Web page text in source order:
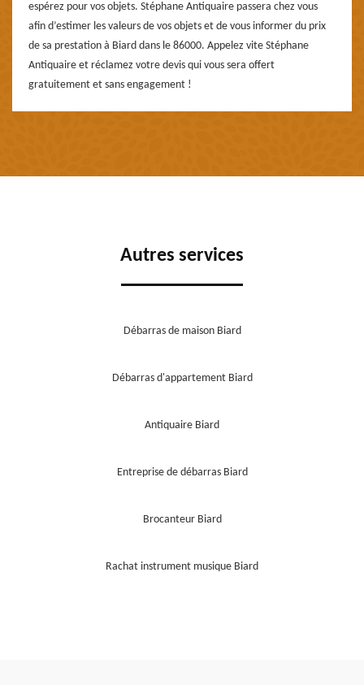
espérez pour vos objets. Stéphane Antiquaire passera chez vous
afin d’estimer les valeurs de vos objets et de vous informer du prix
de sa prestation à Biard dans le 86000. Appelez vite Stéphane
Antiquaire et réclamez votre devis qui vous sera offert
gratuitement et sans engagement !
Autres services
Débarras de maison Biard
Débarras d'appartement Biard
Antiquaire Biard
Entreprise de débarras Biard
Brocanteur Biard
Rachat instrument musique Biard